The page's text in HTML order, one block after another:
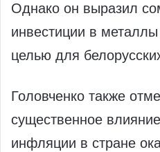
Однако он выразил
инвестиции в
целью для
Головченко также
существенное
инфляции в стране